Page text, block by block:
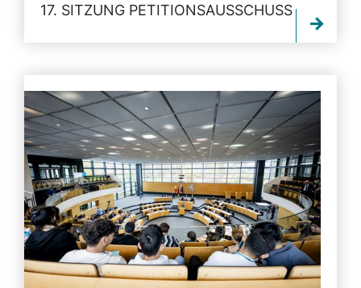
17. SITZUNG PETITIONSAUSSCHUSS